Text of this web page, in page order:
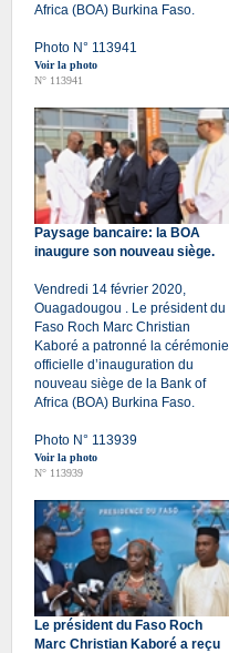
Africa (BOA) Burkina Faso.
Photo N° 113941
Voir la photo
N° 113941
Paysage bancaire: la BOA
inaugure son nouveau siège.
Vendredi 14 février 2020,
Ouagadougou . Le président du
Faso Roch Marc Christian
Kaboré a patronné la cérémonie
officielle d’inauguration du
nouveau siège de la Bank of
Africa (BOA) Burkina Faso.
Photo N° 113939
Voir la photo
N° 113939
Le président du Faso Roch
Marc Christian Kaboré a reçu